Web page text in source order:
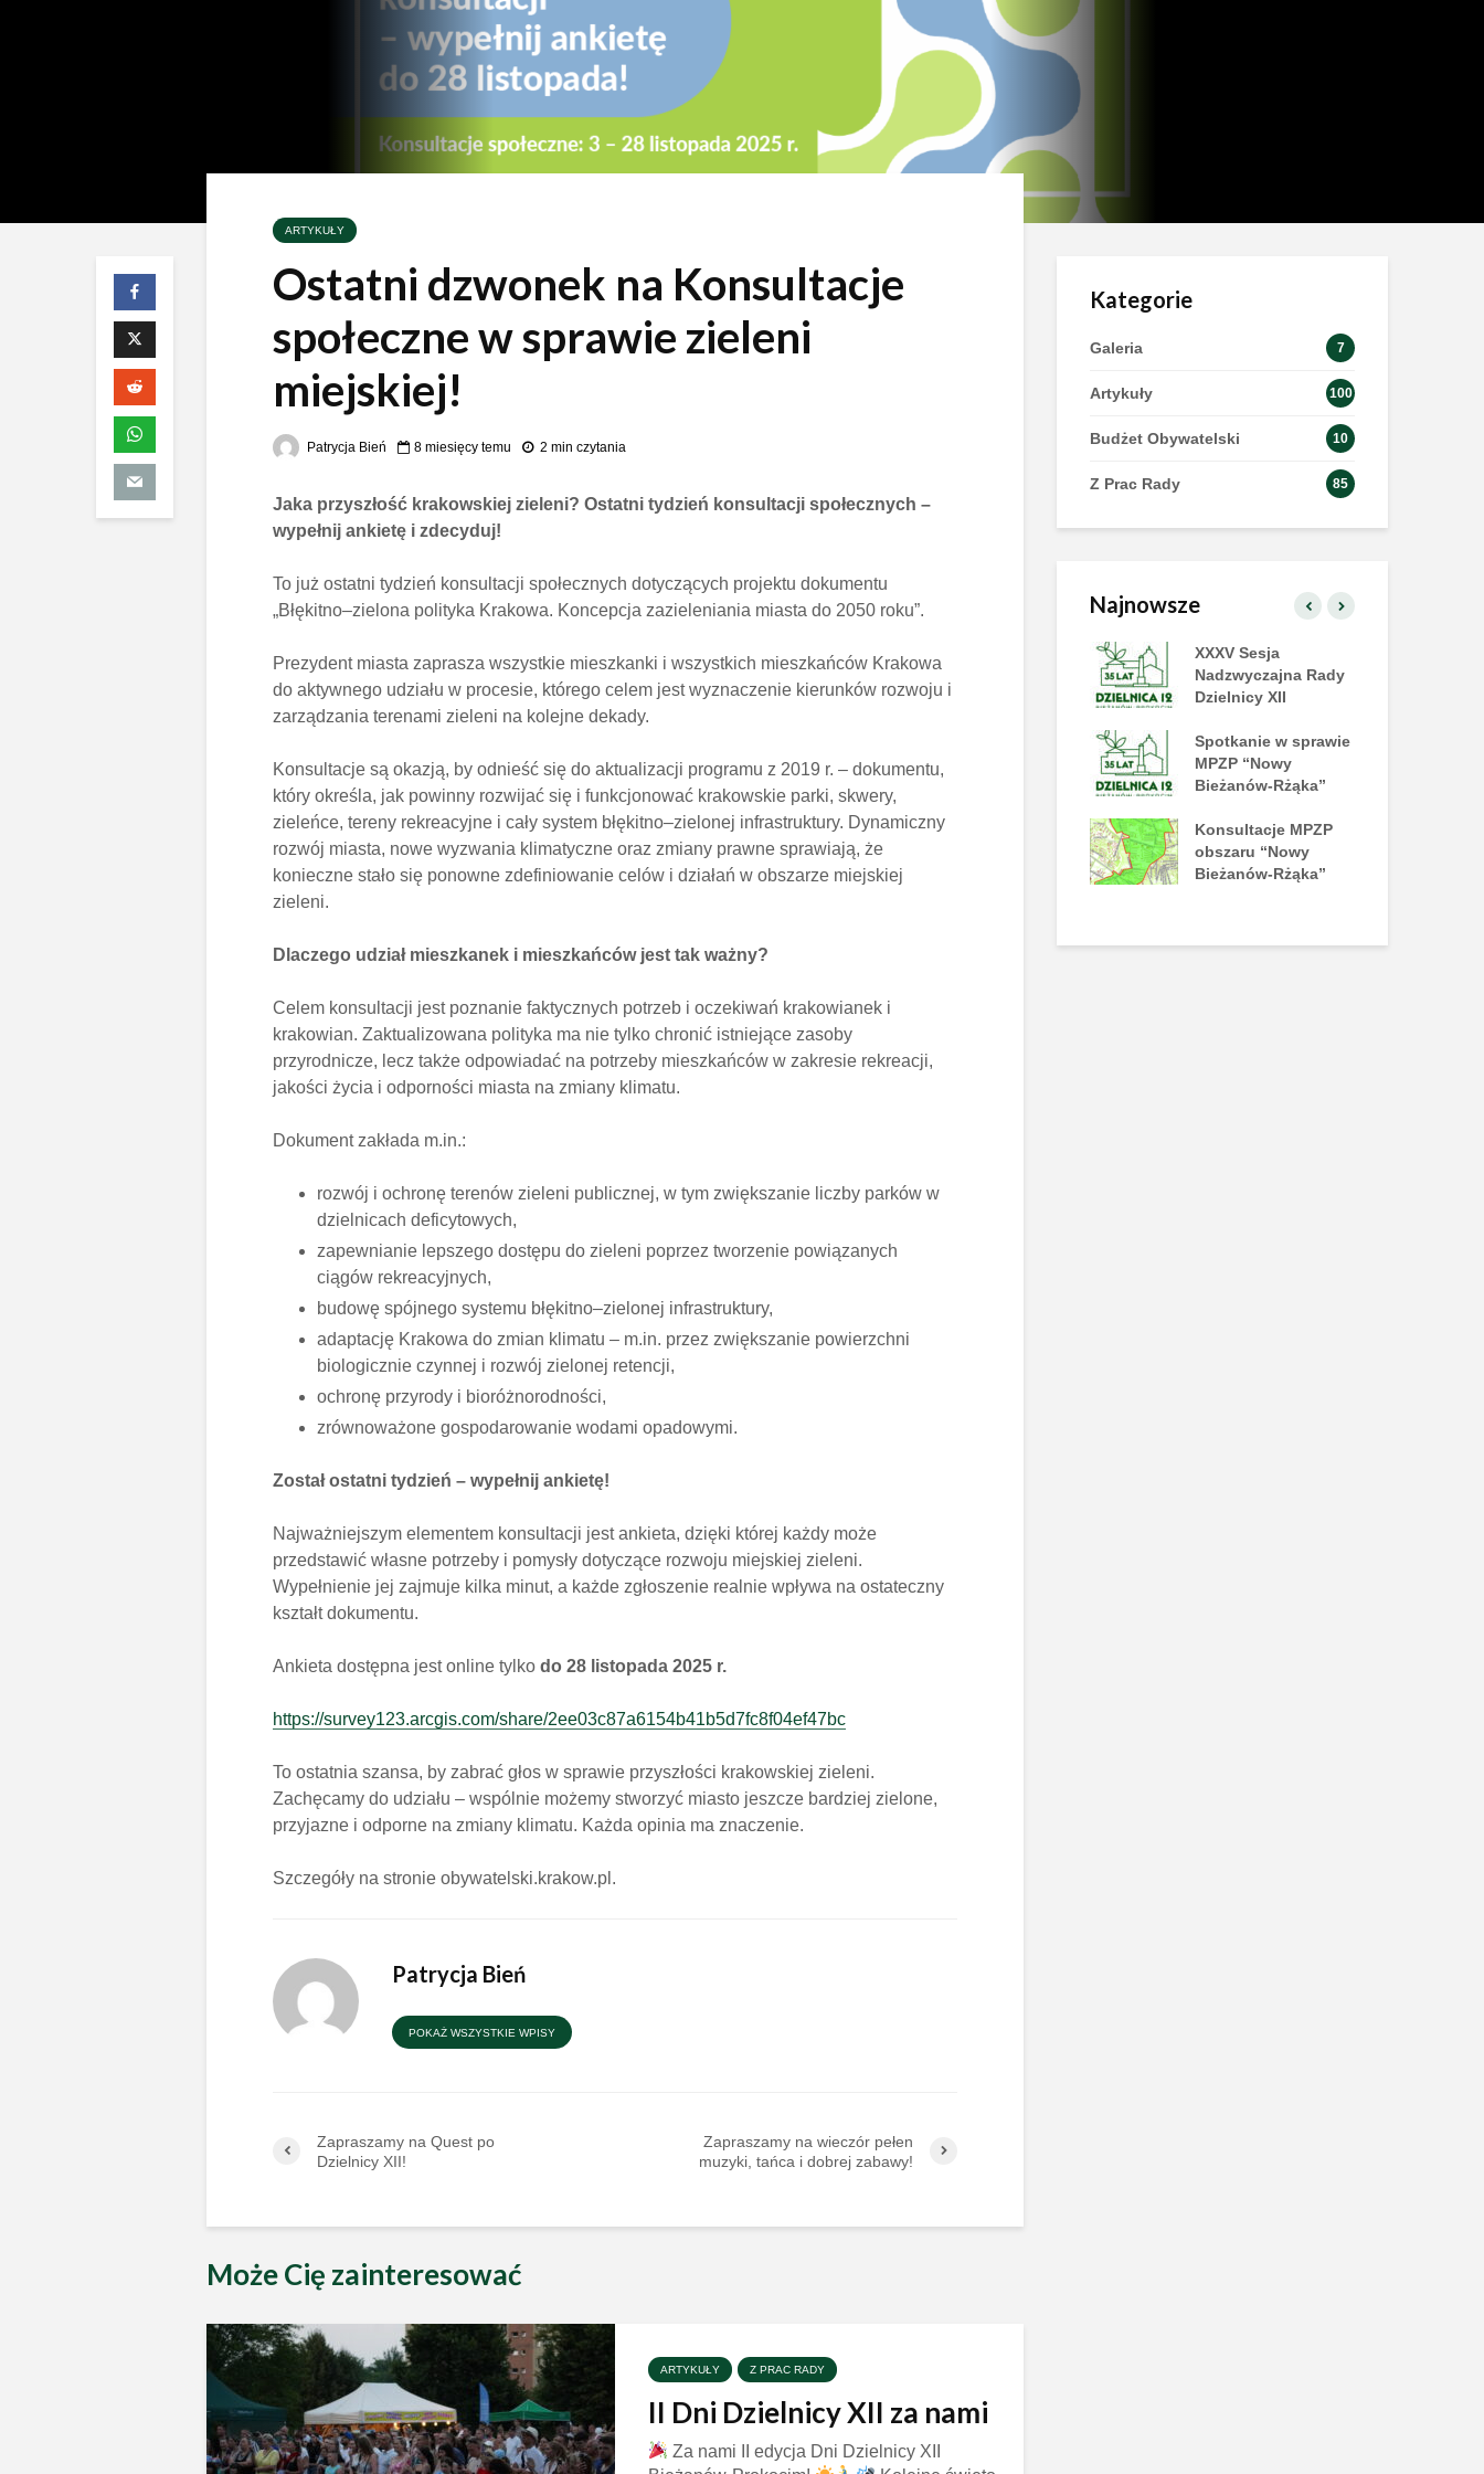
ARTYKUŁY
Ostatni dzwonek na Konsultacje
społeczne w sprawie zieleni
miejskiej!
Patrycja Bień 8 miesięcy temu 2 min czytania
Jaka przyszłość krakowskiej zieleni? Ostatni tydzień konsultacji społecznych –
wypełnij ankietę i zdecyduj!
To już ostatni tydzień konsultacji społecznych dotyczących projektu dokumentu
„Błękitno–zielona polityka Krakowa. Koncepcja zazieleniania miasta do 2050 roku”.
Prezydent miasta zaprasza wszystkie mieszkanki i wszystkich mieszkańców Krakowa
do aktywnego udziału w procesie, którego celem jest wyznaczenie kierunków rozwoju i
zarządzania terenami zieleni na kolejne dekady.
Konsultacje są okazją, by odnieść się do aktualizacji programu z 2019 r. – dokumentu,
który określa, jak powinny rozwijać się i funkcjonować krakowskie parki, skwery,
zieleńce, tereny rekreacyjne i cały system błękitno–zielonej infrastruktury. Dynamiczny
rozwój miasta, nowe wyzwania klimatyczne oraz zmiany prawne sprawiają, że
konieczne stało się ponowne zdefiniowanie celów i działań w obszarze miejskiej
zieleni.
Dlaczego udział mieszkanek i mieszkańców jest tak ważny?
Celem konsultacji jest poznanie faktycznych potrzeb i oczekiwań krakowianek i
krakowian. Zaktualizowana polityka ma nie tylko chronić istniejące zasoby
przyrodnicze, lecz także odpowiadać na potrzeby mieszkańców w zakresie rekreacji,
jakości życia i odporności miasta na zmiany klimatu.
Dokument zakłada m.in.:
rozwój i ochronę terenów zieleni publicznej, w tym zwiększanie liczby parków w
dzielnicach deficytowych,
zapewnianie lepszego dostępu do zieleni poprzez tworzenie powiązanych
ciągów rekreacyjnych,
budowę spójnego systemu błękitno–zielonej infrastruktury,
adaptację Krakowa do zmian klimatu – m.in. przez zwiększanie powierzchni
biologicznie czynnej i rozwój zielonej retencji,
ochronę przyrody i bioróżnorodności,
zrównoważone gospodarowanie wodami opadowymi.
Został ostatni tydzień – wypełnij ankietę!
Najważniejszym elementem konsultacji jest ankieta, dzięki której każdy może
przedstawić własne potrzeby i pomysły dotyczące rozwoju miejskiej zieleni.
Wypełnienie jej zajmuje kilka minut, a każde zgłoszenie realnie wpływa na ostateczny
kształt dokumentu.
Ankieta dostępna jest online tylko do 28 listopada 2025 r.
https://survey123.arcgis.com/share/2ee03c87a6154b41b5d7fc8f04ef47bc
To ostatnia szansa, by zabrać głos w sprawie przyszłości krakowskiej zieleni.
Zachęcamy do udziału – wspólnie możemy stworzyć miasto jeszcze bardziej zielone,
przyjazne i odporne na zmiany klimatu. Każda opinia ma znaczenie.
Szczegóły na stronie obywatelski.krakow.pl.
Patrycja Bień
POKAŻ WSZYSTKIE WPISY
Zapraszamy na Quest po
Dzielnicy XII!
Zapraszamy na wieczór pełen
muzyki, tańca i dobrej zabawy!
Może Cię zainteresować
ARTYKUŁY Z PRAC RADY
II Dni Dzielnicy XII za nami
Za nami II edycja Dni Dzielnicy XII
Kategorie
Galeria 7
Artykuły 100
Budżet Obywatelski 10
Z Prac Rady 85
Najnowsze
XXXIV sesja Rady
Dzielnicy XII
nami
Już w ten piątek –
Letnie Kino
Plenerowe na
wkrótce!
w rytmie Disco!
Rodzinny piknik
XXXV Sesja
Nadzwyczajna Rady
Dzielnicy XII
Spotkanie w sprawie
MPZP “Nowy
Bieżanów-Rżąka”
Konsultacje MPZP
obszaru “Nowy
Bieżanów-Rżąka”